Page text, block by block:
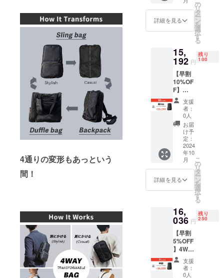
4通りの変形もあっという
間！
販売予
定価格
16,880
円 (税・
送料込)
15%OF
F ※国内
のみ ※
配送時
期:2024
年10月
頃予定
※初期不
良以外
に関す
る返
品・返
金はお
受けい
たしか
ねま
す。 ※
め、デ
ザイ
ン・カ
ラー・
素材な
どの仕
様が一
部変更
になる
詳細を見る
の
リ
タ
ー
ン
を
選
択
す
る
15,
192 円
残り
100
【早割
10%OF
F】
4WAY
本革ス
リング
バッグ
× 1点
＜限定
100名様
販売予
定価格
16,880
円 (税・
送料込)
10%OF
F ※国内
のみ ※
配送時
期:2024
年10月
頃予定
※初期不
良以外
支援
者：
0人
お届
け予
定：
2024
年10
月
詳細を見る
こ
の
リ
タ
ー
ン
を
選
択
す
る
16,
036 円
残り
250
【早割
5%OFF
】4WAY
本革ス
リング
バッグ
支援
者：
0人